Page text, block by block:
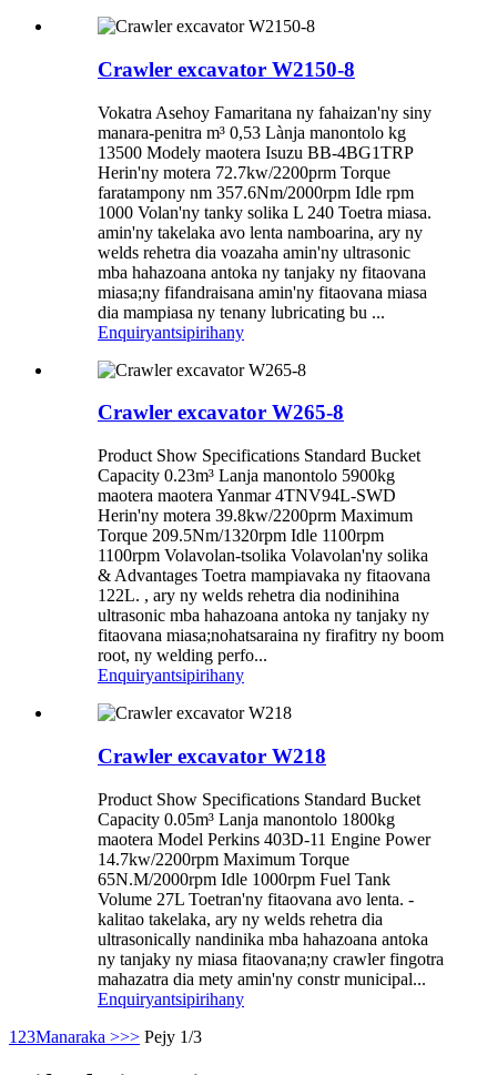
Crawler excavator W2150-8
Vokatra Asehoy Famaritana ny fahaizan'ny siny
manara-penitra m³ 0,53 Lànja manontolo kg
13500 Modely maotera Isuzu BB-4BG1TRP
Herin'ny motera 72.7kw/2200prm Torque
faratampony nm 357.6Nm/2000rpm Idle rpm
1000 Volan'ny tanky solika L 240 Toetra miasa.
amin'ny takelaka avo lenta namboarina, ary ny
welds rehetra dia voazaha amin'ny ultrasonic
mba hahazoana antoka ny tanjaky ny fitaovana
miasa;ny fifandraisana amin'ny fitaovana miasa
dia mampiasa ny tenany lubricating bu ...
Enquiryantsipirihany
Crawler excavator W265-8
Product Show Specifications Standard Bucket
Capacity 0.23m³ Lanja manontolo 5900kg
maotera maotera Yanmar 4TNV94L-SWD
Herin'ny motera 39.8kw/2200prm Maximum
Torque 209.5Nm/1320rpm Idle 1100rpm
1100rpm Volavolan-tsolika Volavolan'ny solika
& Advantages Toetra mampiavaka ny fitaovana
122L. , ary ny welds rehetra dia nodinihina
ultrasonic mba hahazoana antoka ny tanjaky ny
fitaovana miasa;nohatsaraina ny firafitry ny boom
root, ny welding perfo...
Enquiryantsipirihany
Crawler excavator W218
Product Show Specifications Standard Bucket
Capacity 0.05m³ Lanja manontolo 1800kg
maotera Model Perkins 403D-11 Engine Power
14.7kw/2200rpm Maximum Torque
65N.M/2000rpm Idle 1000rpm Fuel Tank
Volume 27L Toetran'ny fitaovana avo lenta. -
kalitao takelaka, ary ny welds rehetra dia
ultrasonically nandinika mba hahazoana antoka
ny tanjaky ny miasa fitaovana;ny crawler fingotra
mahazatra dia mety amin'ny constr municipal...
Enquiryantsipirihany
1 23Manaraka >>> Pejy 1/3